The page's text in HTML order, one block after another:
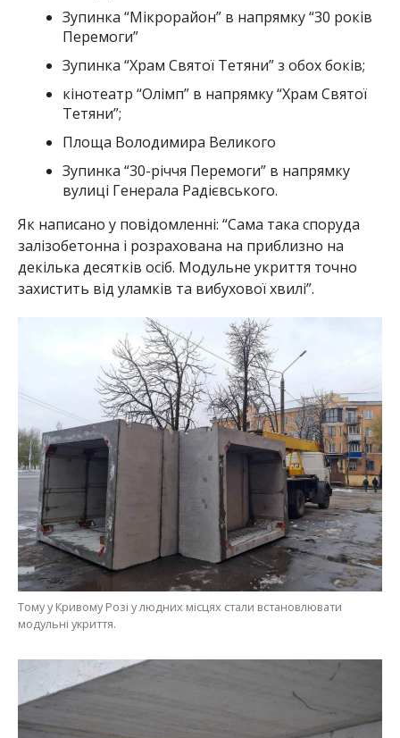
Зупинка “Мікрорайон” в напрямку “30 років
Перемоги”
Зупинка “Храм Святої Тетяни” з обох боків;
кінотеатр “Олімп” в напрямку “Храм Святої
Тетяни”;
Площа Володимира Великого
Зупинка “30-річчя Перемоги” в напрямку
вулиці Генерала Радієвського.
Як написано у повідомленні: “Сама така споруда
залізобетонна і розрахована на приблизно на
декілька десятків осіб. Модульне укриття точно
захистить від уламків та вибухової хвилі”.
Тому у Кривому Розі у людних місцях стали встановлювати
модульні укриття.